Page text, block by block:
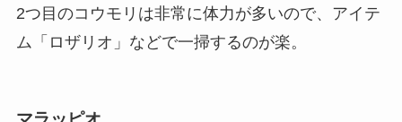
2つ目のコウモリは非常に体力が多いので、アイテ
ム「ロザリオ」などで一掃するのが楽。